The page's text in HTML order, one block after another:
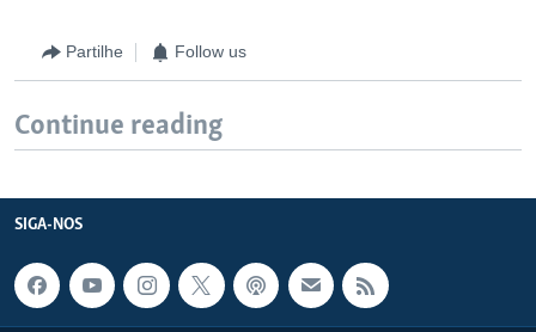
Partilhe Follow us
Continue reading
SIGA-NOS